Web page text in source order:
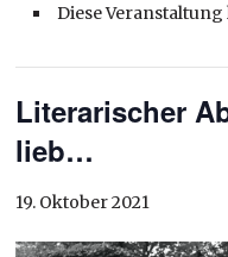
Diese
Literarischer
lieb…
19. Oktober 2021